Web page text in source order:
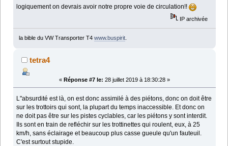
logiquement on devrais avoir notre propre voie de circulation!!
IP archivée
la bible du VW Transporter T4 www.buspirit.
tetra4
« Réponse #7 le: 28 juillet 2019 à 18:30:28 »
L"absurdité est là, on est donc assimilé à des piétons, donc on doit être
sur les trottoirs qui sont, la plupart du temps inaccessible. Et donc on
ne doit pas être sur les pistes cyclables, car les piétons y sont interdit.
Ils sont en train de refléchir sur les trottinettes qui roulent, eux, à 25
km/h, sans éclairage et beaucoup plus casse gueule qu'un fauteuil.
C'est surtout stupide.